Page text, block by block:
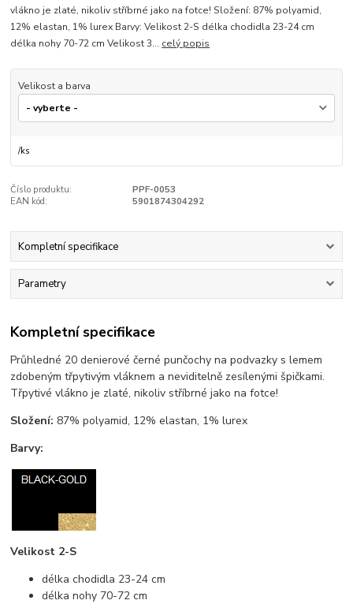
vlákno je zlaté, nikoliv stříbrné jako na fotce! Složení: 87% polyamid,
12% elastan, 1% lurex Barvy: Velikost 2-S délka chodidla 23-24 cm
délka nohy 70-72 cm Velikost 3... celý popis
Velikost a barva
/ks
Číslo produktu:
PPF-0053
EAN kód:
5901874304292
Kompletní specifikace
Parametry
Kompletní specifikace
Průhledné 20 denierové černé punčochy na podvazky s lemem
zdobeným třpytivým vláknem a neviditelně zesílenými špičkami.
Třpytivé vlákno je zlaté, nikoliv stříbrné jako na fotce!
Složení: 87% polyamid, 12% elastan, 1% lurex
Barvy:
Velikost 2-S
délka chodidla 23-24 cm
délka nohy 70-72 cm